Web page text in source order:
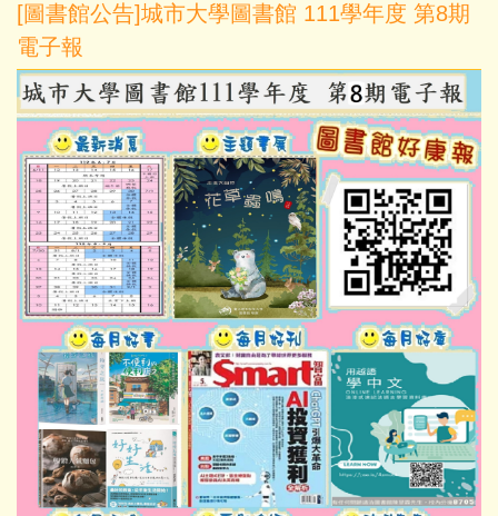
[圖書館公告]城市大學圖書館 111學年度 第8期
電子報